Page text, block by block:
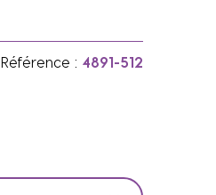
Référence : 4891-512